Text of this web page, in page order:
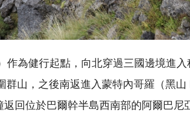
作為健行起點，向北穿過三國邊境進入
群山，之後南返進入蒙特內哥羅（黑山
回位於巴爾幹半島西南部的阿爾巴尼